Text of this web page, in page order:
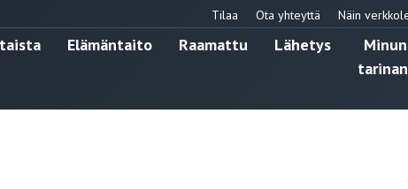
Tilaa Ota yhteyttä Näin
Elämäntaito Raamattu Lähetys
Minun